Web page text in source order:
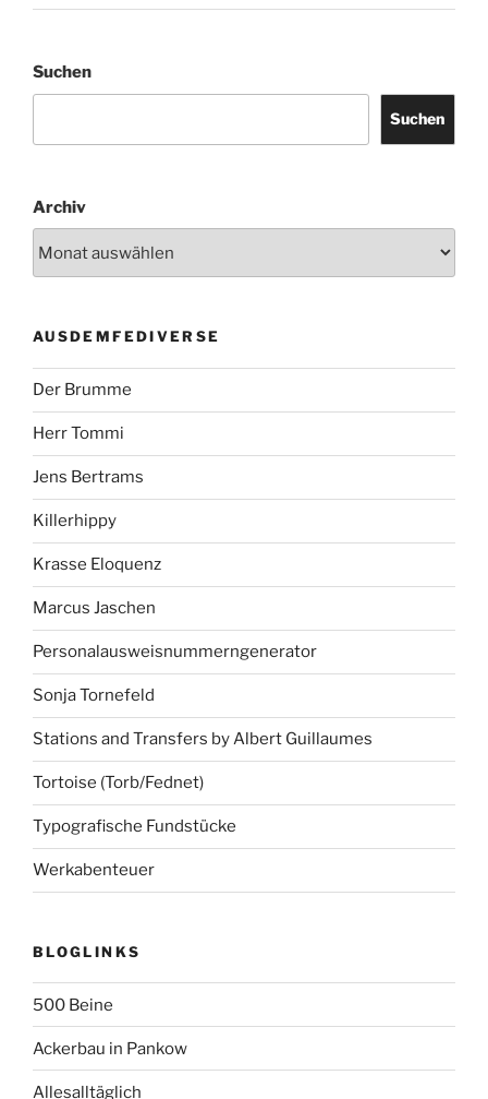
Suchen
Suchen
Archiv
AUSDEMFEDIVERSE
Der Brumme
Herr Tommi
Jens Bertrams
Killerhippy
Krasse Eloquenz
Marcus Jaschen
Personalausweisnummerngenerator
Sonja Tornefeld
Stations and Transfers by Albert Guillaumes
Tortoise (Torb/Fednet)
Typografische Fundstücke
Werkabenteuer
BLOGLINKS
500 Beine
Ackerbau in Pankow
Allesalltäglich